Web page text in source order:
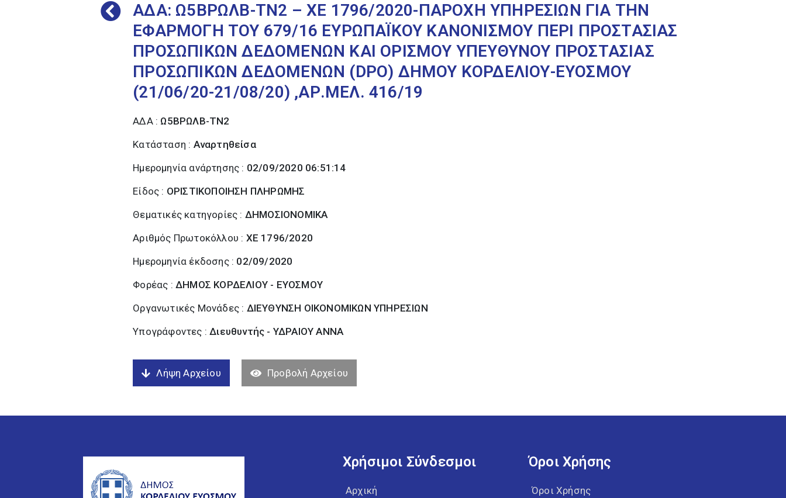
ΑΔΑ: Ω5ΒΡΩΛΒ-ΤΝ2 – ΧΕ 1796/2020-ΠΑΡΟΧΗ ΥΠΗΡΕΣΙΩΝ ΓΙΑ ΤΗΝ
ΕΦΑΡΜΟΓΗ ΤΟΥ 679/16 ΕΥΡΩΠΑΪΚΟΥ ΚΑΝΟΝΙΣΜΟΥ ΠΕΡΙ ΠΡΟΣΤΑΣΙΑΣ
ΠΡΟΣΩΠΙΚΩΝ ΔΕΔΟΜΕΝΩΝ ΚΑΙ ΟΡΙΣΜΟΥ ΥΠΕΥΘΥΝΟΥ ΠΡΟΣΤΑΣΙΑΣ
ΠΡΟΣΩΠΙΚΩΝ ΔΕΔΟΜΕΝΩΝ (DPO) ΔΗΜΟΥ ΚΟΡΔΕΛΙΟΥ-ΕΥΟΣΜΟΥ
(21/06/20-21/08/20) ,ΑΡ.ΜΕΛ. 416/19
ΑΔΑ : Ω5ΒΡΩΛΒ-ΤΝ2
Κατάσταση : Αναρτηθείσα
Ημερομηνία ανάρτησης : 02/09/2020 06:51:14
Είδος : ΟΡΙΣΤΙΚΟΠΟΙΗΣΗ ΠΛΗΡΩΜΗΣ
Θεματικές κατηγορίες : ΔΗΜΟΣΙΟΝΟΜΙΚΑ
Αριθμός Πρωτοκόλλου : ΧΕ 1796/2020
Ημερομηνία έκδοσης : 02/09/2020
Φορέας :ΔΗΜΟΣ ΚΟΡΔΕΛΙΟΥ - ΕΥΟΣΜΟΥ
Οργανωτικές Μονάδες : ΔΙΕΥΘΥΝΣΗ ΟΙΚΟΝΟΜΙΚΩΝ ΥΠΗΡΕΣΙΩΝ
Υπογράφοντες :Διευθυντής - ΥΔΡΑΙΟΥ ΑΝΝΑ
Λήψη Αρχείου Προβολή Αρχείου
Χρήσιμοι Σύνδεσμοι
Αρχική
Όροι Χρήσης
Όροι Χρήσης